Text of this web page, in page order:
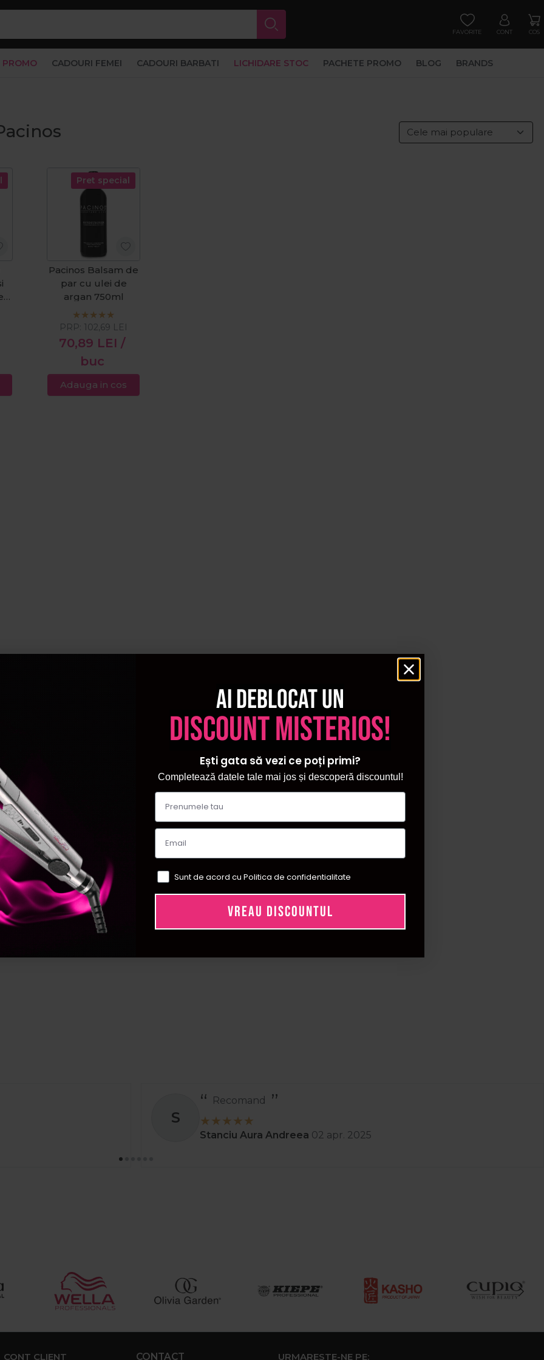
FAVORITE CONT COS
PROMO CADOURI FEMEI CADOURI BARBATI LICHIDARE STOC PACHETE PROMO BLOG BRANDS
Pret special
Pacinos Balsam de
par cu ulei de
argan 750ml
70,89 LEI /
buc
PRP: 102,69 LEI
Adauga in cos
S
Recomand
Stanciu Aura Andreea 02 apr. 2025
CONT CLIENT CONTACT URMARESTE-NE PE:
Ai deblocat un
discount misterios!
Ești gata să vezi ce poți primi?
Completează datele tale mai jos și descoperă discountul!
Sunt de acord cu Politica de confidentialitate
VREAU DISCOUNTUL